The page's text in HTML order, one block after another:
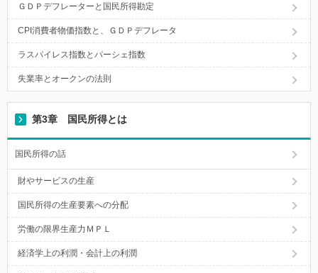
ＧＤＰデフレーターと国民所得勘定
CPI消費者物価指数と、ＧＤＰデフレータ
ラスパイレス指数とパーシェ指数
失業率とオークンの法則
第3章 国民所得とは
国民所得の話
財やサービスの生産
国民所得の生産要素への分配
労働の限界生産力ＭＰＬ
経済学上の利潤・会計上の利潤